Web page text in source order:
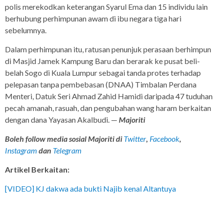
polis merekodkan keterangan Syarul Ema dan 15 individu lain
berhubung perhimpunan awam di ibu negara tiga hari
sebelumnya.
Dalam perhimpunan itu, ratusan penunjuk perasaan berhimpun
di Masjid Jamek Kampung Baru dan berarak ke pusat beli-
belah Sogo di Kuala Lumpur sebagai tanda protes terhadap
pelepasan tanpa pembebasan (DNAA) Timbalan Perdana
Menteri, Datuk Seri Ahmad Zahid Hamidi daripada 47 tuduhan
pecah amanah, rasuah, dan pengubahan wang haram berkaitan
dengan dana Yayasan Akalbudi. — Majoriti
Boleh follow media sosial Majoriti di Twitter Facebook
Instagram dan Telegram
Artikel Berkaitan:
[VIDEO] KJ dakwa ada bukti Najib kenal Altantuya